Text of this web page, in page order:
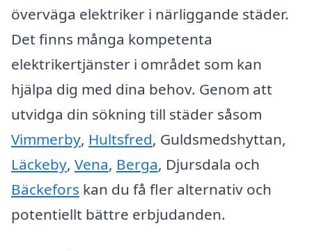
överväga elektriker i närliggande städer.
Det finns många kompetenta
elektrikertjänster i området som kan
hjälpa dig med dina behov. Genom att
utvidga din sökning till städer såsom
Vimmerby, Hultsfred, Guldsmedshyttan,
Läckeby, Vena, Berga, Djursdala och
Bäckefors kan du få fler alternativ och
potentiellt bättre erbjudanden.